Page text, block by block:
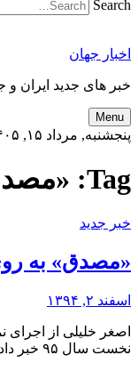
Search
اخبار جهان
خبر های جدید ایران و
Menu
پنجشنبه, مرداد ۱۵, ۱۴۰۵
Tag:
خبر جدید
«مصدق» به
اسفند ۲, ۱۳۹۴
اصغر خلیلی از
نخست سال ۹۵ خبر داد. آلرژی و تغذیه فستیوال فیلم